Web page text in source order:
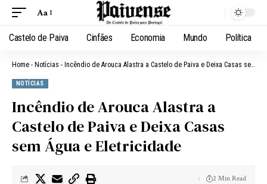
Aa
Castelo de Paiva Cinfães Economia Mundo Política
Home - Notícias - Incêndio de Arouca Alastra a Castelo de Paiva e Deixa Casas sem Água e Eletricidade
NOTÍCIAS
Incêndio de Arouca Alastra a
Castelo de Paiva e Deixa Casas
sem Água e Eletricidade
2 Min Read